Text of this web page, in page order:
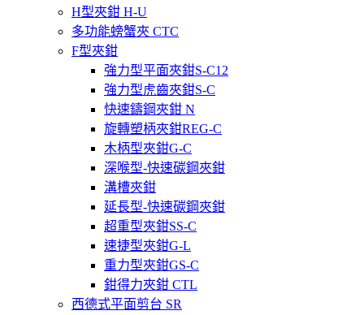
H型夾鉗 H-U
多功能螃蟹夾 CTC
F型夾鉗
強力型平面夾鉗S-C12
強力型虎齒夾鉗S-C
快速鑄鋼夾鉗 N
旋轉塑柄夾鉗REG-C
木柄型夾鉗G-C
深喉型-快速碳鋼夾鉗
溝槽夾鉗
延長型-快速碳鋼夾鉗
超重型夾鉗SS-C
速捷型夾鉗G-L
重力型夾鉗GS-C
鉗得力夾鉗 CTL
西德式平面剪台 SR